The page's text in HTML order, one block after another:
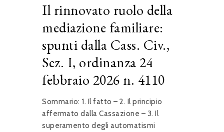
Il rinnovato ruolo della
mediazione familiare:
spunti dalla Cass. Civ.,
Sez. I, ordinanza 24
febbraio 2026 n. 4110
Sommario: 1. Il fatto – 2. Il principio
affermato dalla Cassazione – 3. Il
superamento degli automatismi